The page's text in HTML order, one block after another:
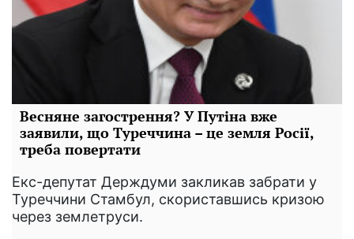
Весняне загострення? У Путіна вже
заявили, що Туреччина – це земля Росії,
треба повертати
Екс-депутат Держдуми закликав забрати у
Туреччини Стамбул, скориставшись кризою
через землетруси.